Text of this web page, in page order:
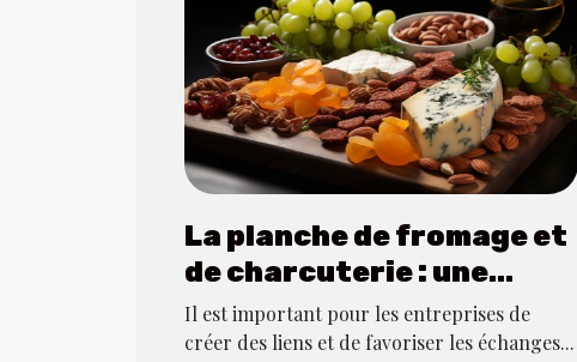
La planche de fromage et
de charcuterie : une
option savoureuse pour
les déjeuners d'affaires
Il est important pour les entreprises de
créer des liens et de favoriser les échanges...